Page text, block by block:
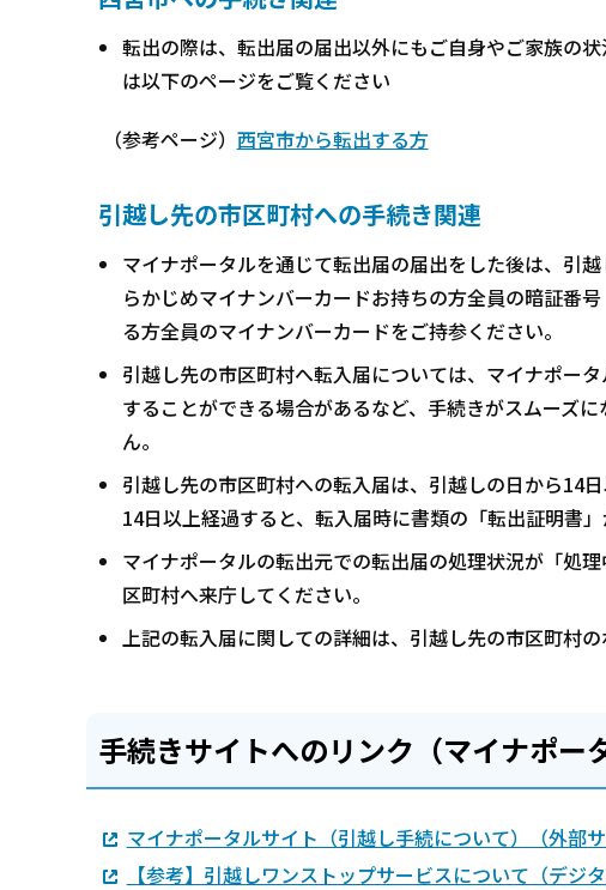
転出の際は、転出届の届出以外にもご自身やご家族の
は以下のページをご覧ください
（参考ページ） 西宮市から転出する方
引越し先の市区町村への手続き関連
マイナポータルを通じて転出届の届出をした後は、引
らかじめマイナンバーカードお持ちの方全員の暗証番
る方全員のマイナンバーカードをご持参ください。
引越し先の市区町村へ転入届については、マイナポー
することができる場合があるなど、手続きがスムーズ
ん。
引越し先の市区町村への転入届は、引越しの日から14
14日以上経過すると、転入届時に書類の「転出証明書」
マイナポータルの転出元での転出届の処理状況が「処
区町村へ来庁してください。
上記の転入届に関しての詳細は、引越し先の市区町村
手続きサイトへのリンク（マイナポー
マイナポータルサイト（引越し手続について）（外部サ
【参考】引越しワンストップサービスについて（デジ